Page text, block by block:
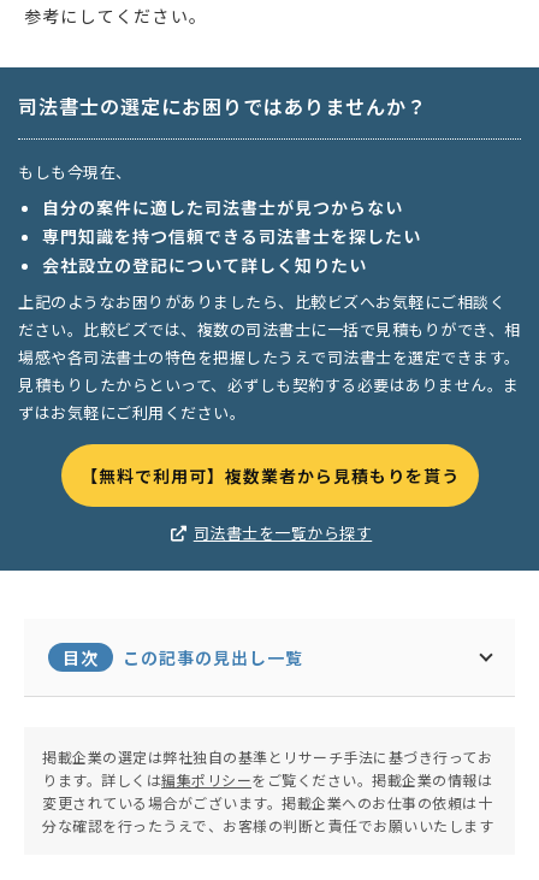
参考にしてください。
司法書士の選定にお困りではありませんか？
もしも今現在、
自分の案件に適した司法書士が見つからない
専門知識を持つ信頼できる司法書士を探したい
会社設立の登記について詳しく知りたい
上記のようなお困りがありましたら、比較ビズへお気軽にご相談く
ださい。比較ビズでは、複数の司法書士に一括で見積もりができ、相
場感や各司法書士の特色を把握したうえで司法書士を選定できます。
見積もりしたからといって、必ずしも契約する必要はありません。ま
ずはお気軽にご利用ください。
【無料で利用可】複数業者から見積もりを貰う
司法書士を一覧から探す
目次 この記事の見出し一覧
掲載企業の選定は弊社独自の基準とリサーチ手法に基づき行ってお
ります。詳しくは編集ポリシーをご覧ください。掲載企業の情報は
変更されている場合がございます。掲載企業へのお仕事の依頼は十
分な確認を行ったうえで、お客様の判断と責任でお願いいたします